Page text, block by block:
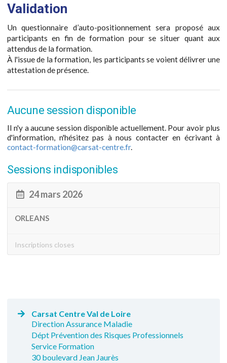
Validation
Un questionnaire d’auto-positionnement sera proposé aux
participants en fin de formation pour se situer quant aux
attendus de la formation.
À l'issue de la formation, les participants se voient délivrer une
attestation de présence.
Aucune session disponible
Il n'y a aucune session disponible actuellement. Pour avoir plus
d'information, n'hésitez pas à nous contacter en écrivant à
contact-formation@carsat-centre.fr.
Sessions indisponibles
24 mars 2026
ORLEANS
Inscriptions closes
Carsat Centre Val de Loire
Direction Assurance Maladie
Dépt Prévention des Risques Professionnels
Service Formation
30 boulevard Jean Jaurès